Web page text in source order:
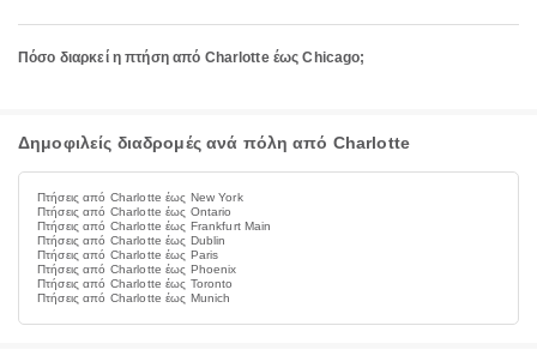
Πόσο διαρκεί η πτήση από Charlotte έως Chicago;
Δημοφιλείς διαδρομές ανά πόλη από Charlotte
Πτήσεις από Charlotte έως New York
Πτήσεις από Charlotte έως Ontario
Πτήσεις από Charlotte έως Frankfurt Main
Πτήσεις από Charlotte έως Dublin
Πτήσεις από Charlotte έως Paris
Πτήσεις από Charlotte έως Phoenix
Πτήσεις από Charlotte έως Toronto
Πτήσεις από Charlotte έως Munich